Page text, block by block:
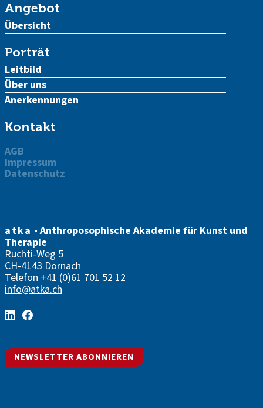
Angebot
Übersicht
Porträt
Leitbild
Über uns
Anerkennungen
Kontakt
AGB
Impressum
Datenschutz
atka - Anthroposophische Akademie für Kunst und
Therapie
Ruchti-Weg 5
CH-4143 Dornach
Telefon +41 (0)61 701 52 12
info@atka.ch
NEWSLETTER ABONNIEREN